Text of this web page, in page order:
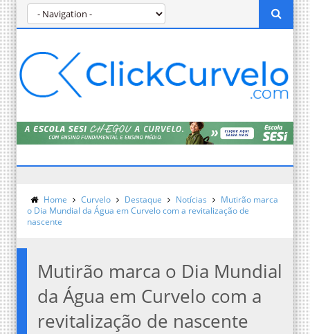
Home Curvelo Destaque Notícias
Mutirão marca
o Dia Mundial da Água em Curvelo com a revitalização de
nascente
Mutirão marca o Dia Mundial
da Água em Curvelo com a
revitalização de nascente